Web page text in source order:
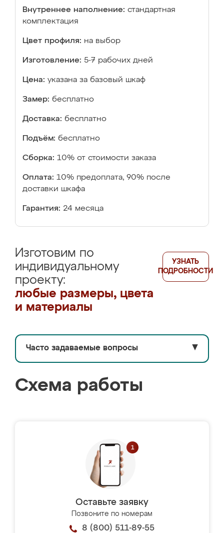
Внутреннее наполнение: стандартная
комплектация
Цвет профиля: на выбор
Изготовление: 5-7 рабочих дней
Цена: указана за базовый шкаф
Замер: бесплатно
Доставка: бесплатно
Подъём: бесплатно
Сборка: 10% от стоимости заказа
Оплата: 10% предоплата, 90% после
доставки шкафа
Гарантия: 24 месяца
Изготовим по
индивидуальному
проекту:
любые размеры, цвета
и материалы
УЗНАТЬ
ПОДРОБНОСТИ
Часто задаваемые вопросы ▼
Схема работы
Оставьте заявку
Позвоните по номерам
8 (800) 511-89-55